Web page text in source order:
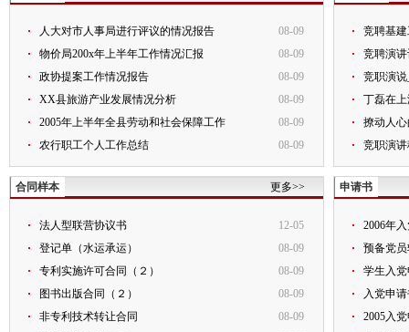
08-09
人大对市人事局进行评议的情况报告
08-09
物价局200x年上半年工作情况汇报
08-09
政协提案工作情况报告
08-09
XX县旅游产业发展情况分析
08-09
2005年上半年全县劳动和社会保障工作
08-09
农行职工个人工作总结
竞聘基
竞聘演
竞职演
丁磊在
撩动人
竞职演
合同样本 更多>>
12-05
法人型联营协议书
08-09
登记单（水运承运）
08-09
专利实施许可合同（２）
08-09
图书出版合同（２）
08-09
非专利技术转让合同
申请书
2006年
预备党
学生入
入党申
2005入